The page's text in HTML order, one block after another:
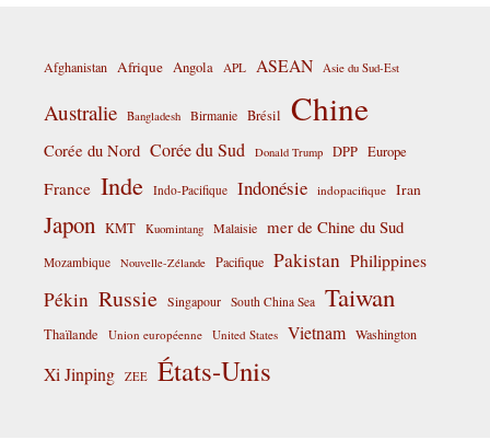
Afghanistan Afrique Angola APL ASEAN Asie du Sud-Est
Australie Bangladesh Birmanie Brésil Chine
Corée du Nord Corée du Sud Donald Trump DPP Europe
France Inde Indo-Pacifique Indonésie indopacifique Iran
Japon KMT Kuomintang Malaisie mer de Chine du Sud
Mozambique Nouvelle-Zélande Pacifique Pakistan Philippines
Pékin Russie Singapour South China Sea Taiwan
Thaïlande Union européenne United States Vietnam Washington
Xi Jinping ZEE États-Unis